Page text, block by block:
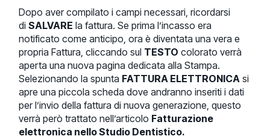
Dopo aver compilato i campi necessari, ricordarsi
diSALVARE la fattura. Se prima l’incasso era
notificato come anticipo, ora è diventata una vera e
propria Fattura, cliccando sul TESTO colorato verrà
aperta una nuova pagina dedicata alla Stampa.
Selezionando la spunta FATTURA ELETTRONICA si
apre una piccola scheda dove andranno inseriti i dati
per l’invio della fattura di nuova generazione, questo
verrà però trattato nell’articolo Fatturazione
elettronica nello Studio Dentistico.